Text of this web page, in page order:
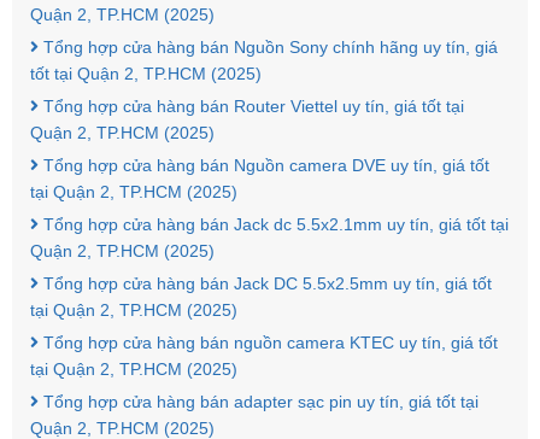
Quận 2, TP.HCM (2025)
Tổng hợp cửa hàng bán Nguồn Sony chính hãng uy tín, giá
tốt tại Quận 2, TP.HCM (2025)
Tổng hợp cửa hàng bán Router Viettel uy tín, giá tốt tại
Quận 2, TP.HCM (2025)
Tổng hợp cửa hàng bán Nguồn camera DVE uy tín, giá tốt
tại Quận 2, TP.HCM (2025)
Tổng hợp cửa hàng bán Jack dc 5.5x2.1mm uy tín, giá tốt tại
Quận 2, TP.HCM (2025)
Tổng hợp cửa hàng bán Jack DC 5.5x2.5mm uy tín, giá tốt
tại Quận 2, TP.HCM (2025)
Tổng hợp cửa hàng bán nguồn camera KTEC uy tín, giá tốt
tại Quận 2, TP.HCM (2025)
Tổng hợp cửa hàng bán adapter sạc pin uy tín, giá tốt tại
Quận 2, TP.HCM (2025)